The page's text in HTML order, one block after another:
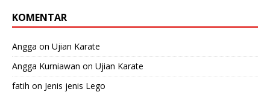
KOMENTAR
Angga on Ujian Karate
Angga Kurniawan on Ujian Karate
fatih on Jenis jenis Lego